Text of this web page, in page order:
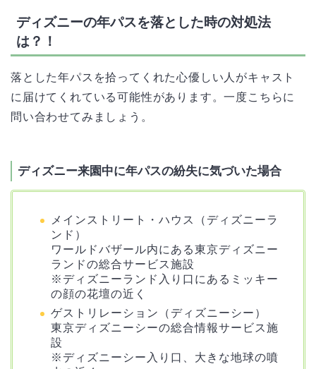
ディズニーの年パスを落とした時の対処法
は？！
落とした年パスを拾ってくれた心優しい人がキャスト
に届けてくれている可能性があります。一度こちらに
問い合わせてみましょう。
ディズニー来園中に年パスの紛失に気づいた場合
メインストリート・ハウス（ディズニーラ
ンド）
ワールドバザール内にある東京ディズニー
ランドの総合サービス施設
※ディズニーランド入り口にあるミッキー
の顔の花壇の近く
ゲストリレーション（ディズニーシー）
東京ディズニーシーの総合情報サービス施
設
※ディズニーシー入り口、大きな地球の噴